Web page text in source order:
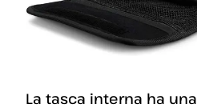
La tasca interna ha